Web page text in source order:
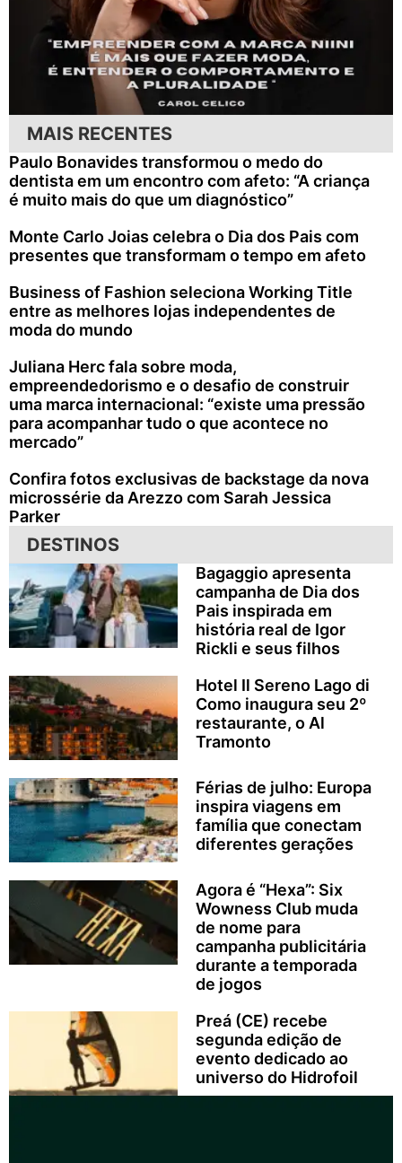
MAIS RECENTES
Paulo Bonavides transformou o medo do
dentista em um encontro com afeto: “A criança
é muito mais do que um diagnóstico”
Monte Carlo Joias celebra o Dia dos Pais com
presentes que transformam o tempo em afeto
Business of Fashion seleciona Working Title
entre as melhores lojas independentes de
moda do mundo
Juliana Herc fala sobre moda,
empreendedorismo e o desafio de construir
uma marca internacional: “existe uma pressão
para acompanhar tudo o que acontece no
mercado”
Confira fotos exclusivas de backstage da nova
microssérie da Arezzo com Sarah Jessica
Parker
DESTINOS
Bagaggio apresenta
campanha de Dia dos
Pais inspirada em
história real de Igor
Rickli e seus filhos
Hotel Il Sereno Lago di
Como inaugura seu 2º
restaurante, o Al
Tramonto
Férias de julho: Europa
inspira viagens em
família que conectam
diferentes gerações
Agora é “Hexa”: Six
Wowness Club muda
de nome para
campanha publicitária
durante a temporada
de jogos
Preá (CE) recebe
segunda edição de
evento dedicado ao
universo do Hidrofoil